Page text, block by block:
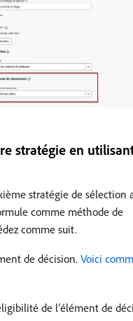
stratégie en
stratégie de sélection
comme méthode de
comme suit.
de décision. Voici
de l’élément de